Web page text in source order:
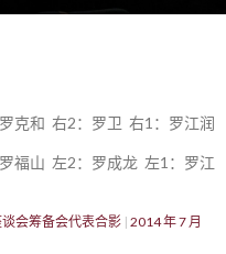
克和 右2：罗卫 右1：罗江润
福山 左2：罗成龙 左1：罗江
会筹备会代表合影 2014 年 7 月